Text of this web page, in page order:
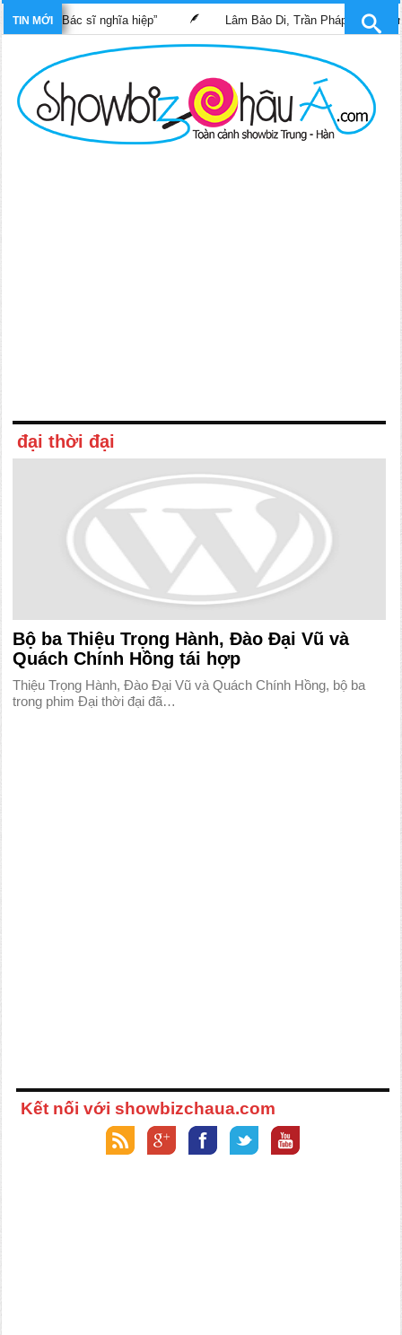
TIN MỚI
“Bác sĩ nghĩa hiệp” Lâm Bảo Di, Trần Pháp Dung tái
đại thời đại
Bộ ba Thiệu Trọng Hành, Đào Đại Vũ và
Quách Chính Hồng tái hợp
Thiệu Trọng Hành, Đào Đại Vũ và Quách Chính Hồng, bộ ba
trong phim Đại thời đại đã…
Kết nối với showbizchaua.com